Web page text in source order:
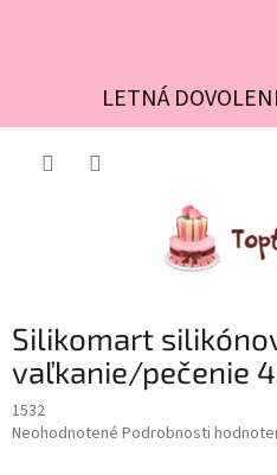
LETNÁ
Silikomart
vaľkanie/pečenie
1532
Priemerné
Neohodnotené Podrobnosti